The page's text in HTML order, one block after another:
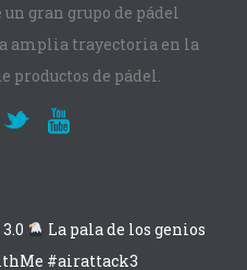
gran grupo de pádel
amplia trayectoria en la
productos de pádel.
La pala de los genios
#airattack3